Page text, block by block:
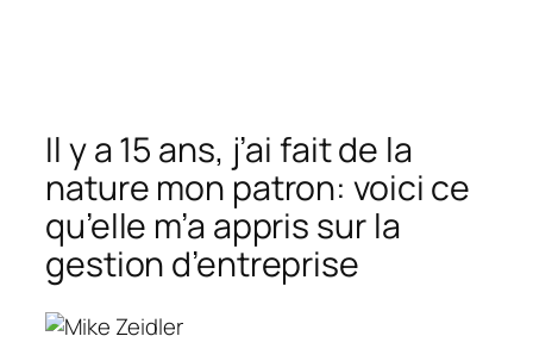
Il y a 15 ans, j’ai fait de la
nature mon patron: voici ce
qu’elle m’a appris sur la
gestion d’entreprise